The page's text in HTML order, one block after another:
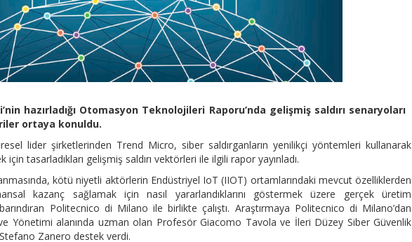
hazırladığı Otomasyon Teknolojileri Raporu’nda gelişmiş saldırı senaryoları
ortaya konuldu.
lider şirketlerinden Trend Micro, siber saldırganların yenilikçi yöntemleri kullanarak
tasarladıkları gelişmiş saldırı vektörleri ile ilgili rapor yayınladı.
kötü niyetli aktörlerin Endüstriyel IoT (IIOT) ortamlarındaki mevcut özelliklerden
kazanç sağlamak için nasıl yararlandıklarını göstermek üzere gerçek üretim
Politecnico di Milano ile birlikte çalıştı. Araştırmaya Politecnico di Milano’dan
Yönetimi alanında uzman olan Profesör Giacomo Tavola ve İleri Düzey Siber Güvenlik
Zanero destek verdi.